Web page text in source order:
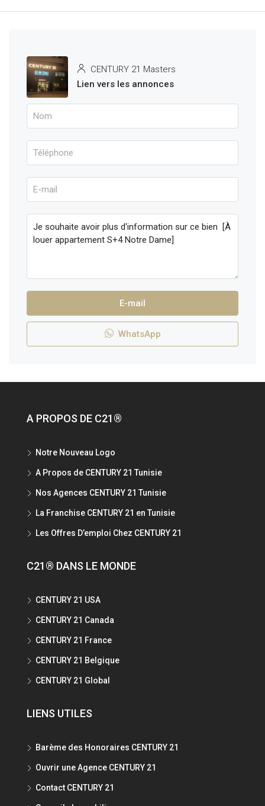
CENTURY 21 Masters
Lien vers les annonces
E-mail
WhatsApp
A PROPOS DE C21®
Notre Nouveau Logo
A Propos de CENTURY 21 Tunisie
Nos Agences CENTURY 21 Tunisie
La Franchise CENTURY 21 en Tunisie
Les Offres D’emploi Chez CENTURY 21
C21® DANS LE MONDE
CENTURY 21 USA
CENTURY 21 Canada
CENTURY 21 France
CENTURY 21 Belgique
CENTURY 21 Global
LIENS UTILES
Barème des Honoraires CENTURY 21
Ouvrir une Agence CENTURY 21
Contact CENTURY 21